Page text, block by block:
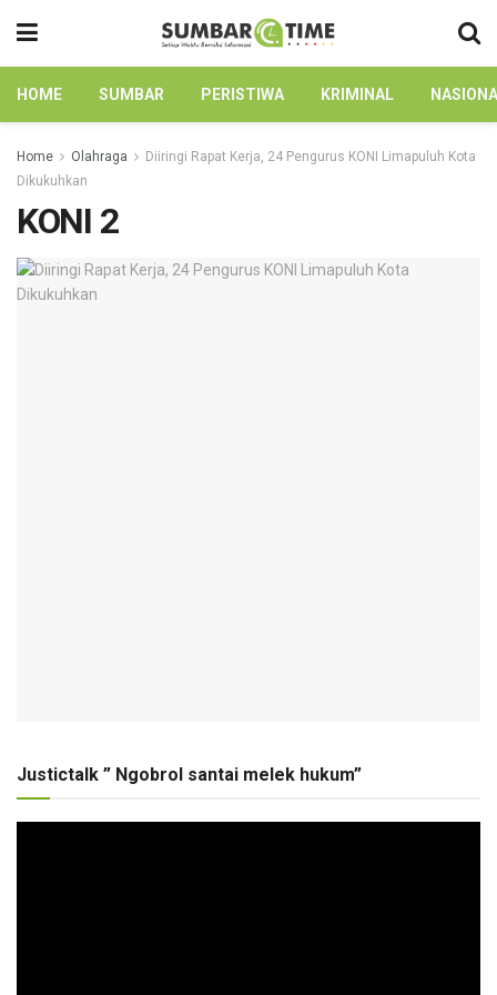
HOME SUMBAR PERISTIWA KRIMINAL
Home Olahraga
Diiringi Rapat Kerja, 24 Pengurus KONI Limapuluh Kota
Dikukuhkan
KONI 2
Justictalk ” Ngobrol santai melek hukum”